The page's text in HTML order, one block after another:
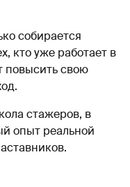
собирается
кто уже работает в
повысить свою
стажеров, в
опыт реальной